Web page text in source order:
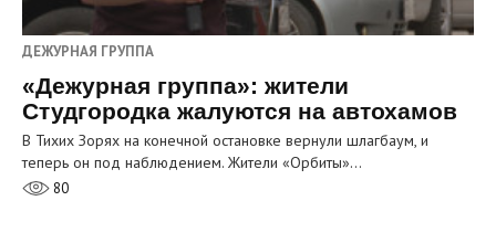
ДЕЖУРНАЯ ГРУППА
«Дежурная группа»: жители
Студгородка жалуются на автохамов
В Тихих Зорях на конечной остановке вернули шлагбаум, и
теперь он под наблюдением. Жители «Орбиты»…
80